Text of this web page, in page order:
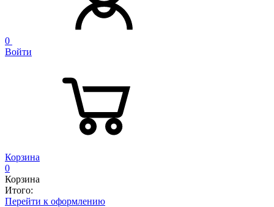
0
Войти
Корзина
0
Корзина
Итого:
Перейти к оформлению